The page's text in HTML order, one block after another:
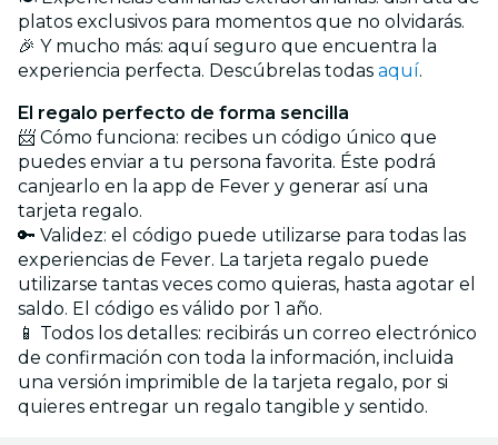
platos exclusivos para momentos que no olvidarás.
🎉 Y mucho más: aquí seguro que encuentra la
experiencia perfecta. Descúbrelas todas aquí.
El regalo perfecto de forma sencilla
📨 Cómo funciona: recibes un código único que
puedes enviar a tu persona favorita. Éste podrá
canjearlo en la app de Fever y generar así una
tarjeta regalo.
🔑 Validez: el código puede utilizarse para todas las
experiencias de Fever. La tarjeta regalo puede
utilizarse tantas veces como quieras, hasta agotar el
saldo. El código es válido por 1 año.
📱 Todos los detalles: recibirás un correo electrónico
de confirmación con toda la información, incluida
una versión imprimible de la tarjeta regalo, por si
quieres entregar un regalo tangible y sentido.